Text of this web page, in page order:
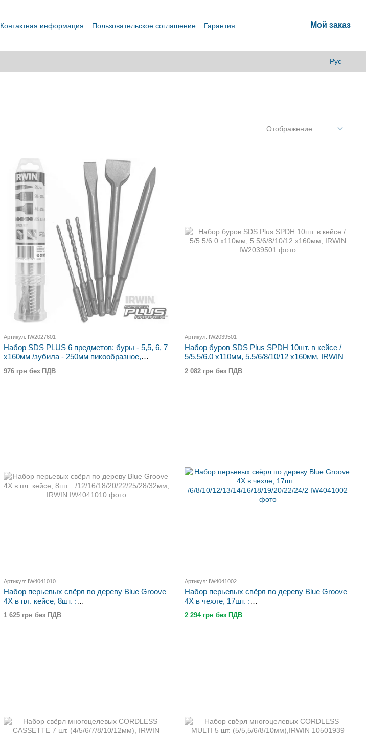
Контактная информация Пользовательское соглашение
Гарантия
Мой заказ
Рус
Отображение:
Артикул: IW2027601
Набор SDS PLUS 6 предметов: буры - 5,5, 6, 7
х160мм /зубила - 250мм пикообразное,
976 грн без ПДВ
Артикул: IW2039501
Набор буров SDS Plus SPDH 10шт. в кейсе /
5/5.5/6.0 x110мм, 5.5/6/8/10/12 x160мм, IRWIN
2 082 грн без ПДВ
Артикул: IW4041010
Набор перьевых свёрл по дереву Blue Groove
4X в пл. кейсе, 8шт. :
1 625 грн без ПДВ
Артикул: IW4041002
Набор перьевых свёрл по дереву Blue Groove
4X в чехле, 17шт. :
2 294 грн без ПДВ